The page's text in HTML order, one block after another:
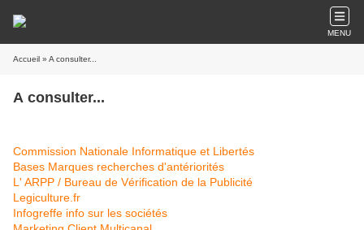
MENU
Accueil » A consulter...
A consulter...
Commission Nationale Informatique et Libertés
Bases Marques recherches d'antériorités
L' ARPP / Bureau de Vérification de la Publicité
Legiculture.fr
Infogreffe info sur les sociétés